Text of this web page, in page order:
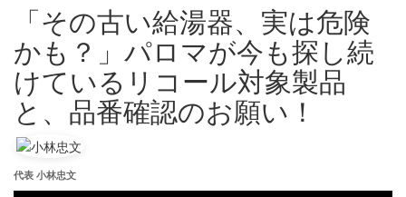
「その古い給湯器、実は危険
かも？」パロマが今も探し続
けているリコール対象製品
と、品番確認のお願い！
代表 小林忠文